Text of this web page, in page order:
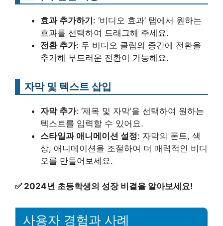
효과 추가하기 : ‘비디오 효과’ 탭에서 원하는
효과를 선택하여 드래그해 주세요.
전환 추가: 두 비디오 클립의 중간에 전환을
추가해 부드러운 전환이 가능해요.
자막 및 텍스트 삽입
자막 추가: ‘제목 및 자막’을 선택하여 원하는
텍스트를 입력할 수 있어요.
스타일과 애니메이션 설정: 자막의 폰트, 색
상, 애니메이션을 조절하여 더 매력적인 비디
오를 만들어보세요.
✅ 2024년 초등학생의 성장 비결을 알아보세요!
사용자 경험과 사례